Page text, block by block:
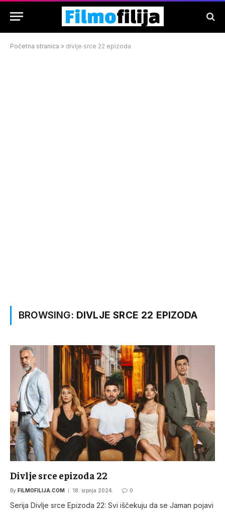
Početna stranica » divlje srce 22 epizoda
BROWSING: DIVLJE SRCE 22 EPIZODA
Divlje srce epizoda 22
By FILMOFILIJA.COM 18. srpnja 2024. 0
Serija Divlje srce Epizoda 22: Svi iščekuju da se Jaman pojavi